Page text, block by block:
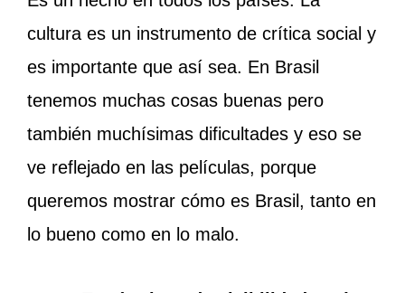
cultura es un instrumento de crítica social y
es importante que así sea. En Brasil
tenemos muchas cosas buenas pero
también muchísimas dificultades y eso se
ve reflejado en las películas, porque
queremos mostrar cómo es Brasil, tanto en
lo bueno como en lo malo.